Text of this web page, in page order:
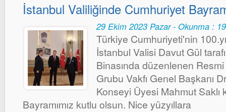
İstanbul Valiliğinde Cumhuriyet
29 Ekim 2023 Pazar - Okunma :
Türkiye Cumhuriyeti'nin
İstanbul Valisi Davut Gül
Binasında düzenlenen
Grubu Vakfı Genel Başkanı
Konseyi Üyesi Mahmut Saklı
Bayramımız kutlu olsun. Nice yüzyıllara